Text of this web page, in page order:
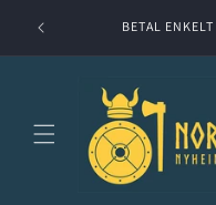
til
BETAL